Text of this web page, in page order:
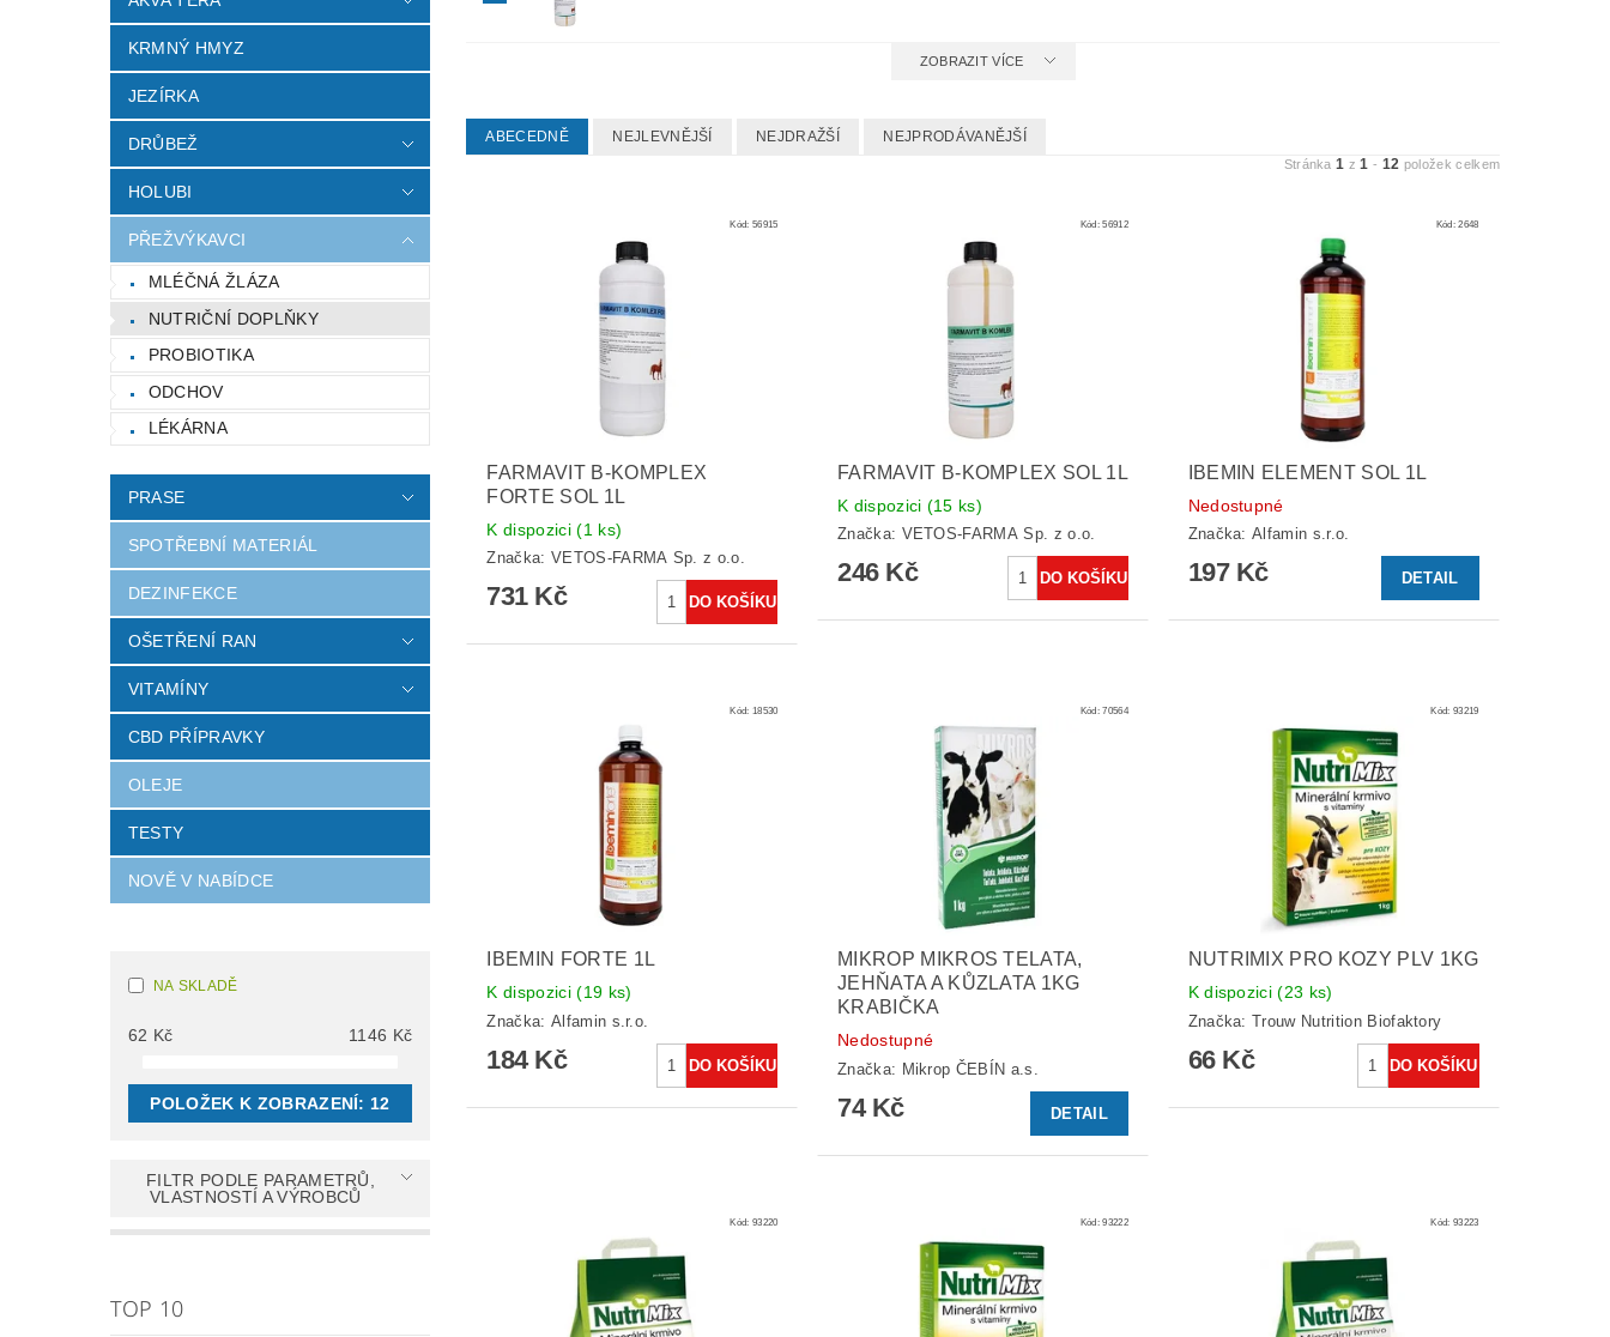
KRMNÝ HMYZ
JEZÍRKA
DRŮBEŽ
HOLUBI
PŘEŽVÝKAVCI
MLÉČNÁ ŽLÁZA
NUTRIČNÍ DOPLŇKY
PROBIOTIKA
ODCHOV
LÉKÁRNA
PRASE
SPOTŘEBNÍ MATERIÁL
DEZINFEKCE
OŠETŘENÍ RAN
VITAMÍNY
CBD PŘÍPRAVKY
OLEJE
TESTY
NOVĚ V NABÍDCE
NA SKLADĚ
62 Kč 1146 Kč
POLOŽEK K ZOBRAZENÍ: 12
FILTR PODLE PARAMETRŮ,
VLASTNOSTÍ A VÝROBCŮ
TOP 10
ZOBRAZIT VÍCE
ABECEDNĚ NEJLEVNĚJŠÍ NEJDRAŽŠÍ NEJPRODÁVANĚJŠÍ
Stránka1 z1 - 12 položek celkem
Kód: 56915
FARMAVIT B-KOMPLEX
FORTE SOL 1L
K dispozici(1 ks)
Značka: VETOS-FARMA Sp. z o.o.
731 Kč
Kód:56912
FARMAVIT B-KOMPLEX SOL 1L
K dispozici (15 ks)
Značka: VETOS-FARMA Sp. z o.o.
246 Kč
Kód:2648
IBEMIN ELEMENT SOL 1L
Nedostupné
Značka:Alfamin s.r.o.
197 Kč DETAIL
Kód: 18530
IBEMIN FORTE 1L
K dispozici(19 ks)
Značka: Alfamin s.r.o.
184 Kč
Kód:70564
MIKROP MIKROS TELATA,
JEHŇATA A KŮZLATA 1KG
KRABIČKA
Nedostupné
Značka: Mikrop ČEBÍN a.s.
74 Kč DETAIL
Kód:93219
NUTRIMIX PRO KOZY PLV 1KG
K dispozici(23 ks)
Značka:Trouw Nutrition Biofaktory
66 Kč
Kód: 93220 Kód:93222 Kód:93223